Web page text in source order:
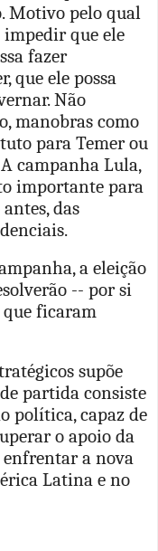
Motivo pelo qual
que ele
fazer
que ele possa
Não
manobras como
para Temer ou
campanha Lula,
importante para
das
a eleição
-- por si
que ficaram
supõe
partida consiste
política, capaz de
o apoio da
enfrentar a nova
Latina e no